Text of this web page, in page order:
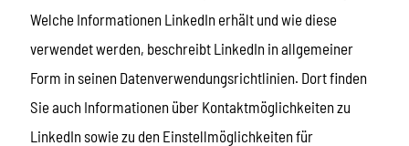
Welche Informationen LinkedIn erhält und wie diese
verwendet werden, beschreibt LinkedIn in allgemeiner
Form in seinen Datenverwendungsrichtlinien. Dort finden
Sie auch Informationen über Kontaktmöglichkeiten zu
LinkedIn sowie zu den Einstellmöglichkeiten für